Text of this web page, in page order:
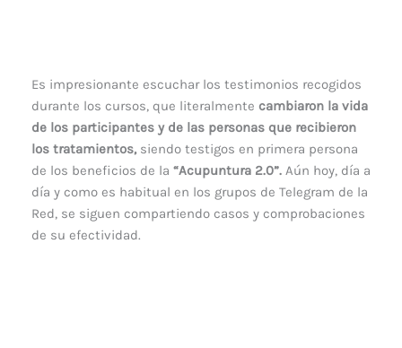
Es impresionante escuchar los testimonios recogidos
durante los cursos, que literalmente cambiaron la vida
de los participantes y de las personas que recibieron
los tratamientos,siendo testigos en primera persona
de los beneficios de la “Acupuntura 2.0”. Aún hoy, día a
día y como es habitual en los grupos de Telegram de la
Red, se siguen compartiendo casos y comprobaciones
de su efectividad.